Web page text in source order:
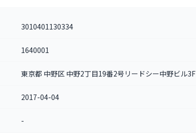
3010401130334
1640001
東京都 中野区 中野2丁目19番2号リードシー中野ビル3F
2017-04-04
-